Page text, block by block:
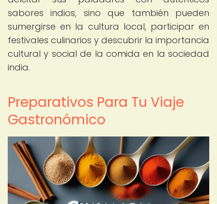
sabores indios, sino que también pueden
sumergirse en la cultura local, participar en
festivales culinarios y descubrir la importancia
cultural y social de la comida en la sociedad
india.
Preparativos Para Tu Viaje
Gastronómico